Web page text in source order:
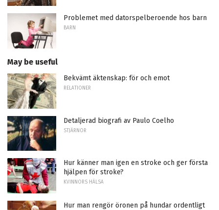
Problemet med datorspelberoende hos barn
BARN
May be useful
Bekvämt äktenskap: för och emot
RELATIONER
Detaljerad biografi av Paulo Coelho
STJÄRNOR
Hur känner man igen en stroke och ger första
hjälpen för stroke?
KVINNORS HÄLSA
Hur man rengör öronen på hundar ordentligt